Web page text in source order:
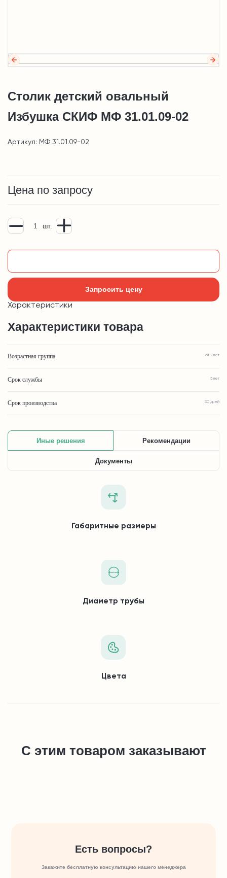
Столик детский овальный
Избушка СКИФ МФ 31.01.09-02
Артикул: МФ 31.01.09-02
Цена по запросу
шт.
Запросить цену
Характеристики
Характеристики товара
Возрастная группа от 2 лет
Срок службы 5 лет
Срок производства 30 дней
Иные решения Рекомендации
Документы
Габаритные размеры
Диаметр трубы
Цвета
С этим товаром заказывают
Есть вопросы?
Закажите бесплатную консультацию нашего менеджера